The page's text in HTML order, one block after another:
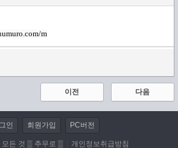
m
이전 다음
인 회원가입 PC버전
든 것 ▒ 추무로 ▒ 개인정보취급방침